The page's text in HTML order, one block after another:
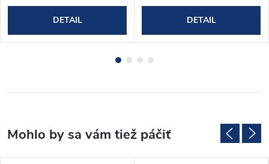
DETAIL DETAIL